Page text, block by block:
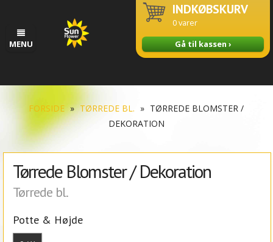
MENU
INDKØBSKURV
0varer
Gå til kassen ›
FORSIDE » TØRREDE BL. » TØRREDE BLOMSTER /
DEKORATION
Tørrede Blomster / Dekoration
Tørrede bl.
Potte & Højde